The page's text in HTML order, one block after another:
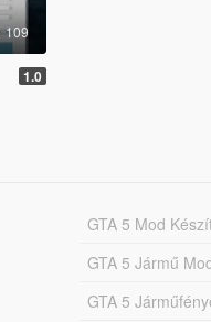
109
1.0
GTA 5 Mod
GTA 5 Jármű
GTA 5